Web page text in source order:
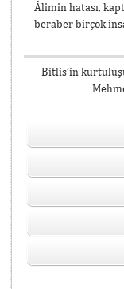
Âlimin hatası,
beraber birçok
Bitlis’in